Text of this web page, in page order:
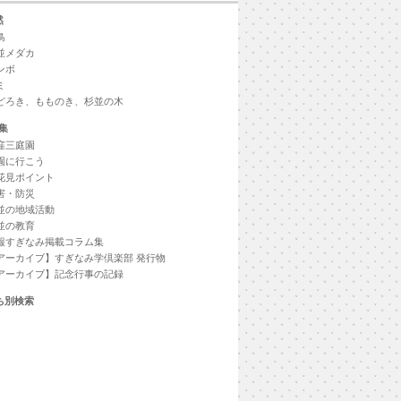
メダカ
ボ
ろき、もものき、杉並の木
三庭園
に行こう
見ポイント
・防災
の地域活動
の教育
すぎなみ掲載コラム集
ーカイブ】すぎなみ学倶楽部 発行物
ーカイブ】記念行事の記録
別検索